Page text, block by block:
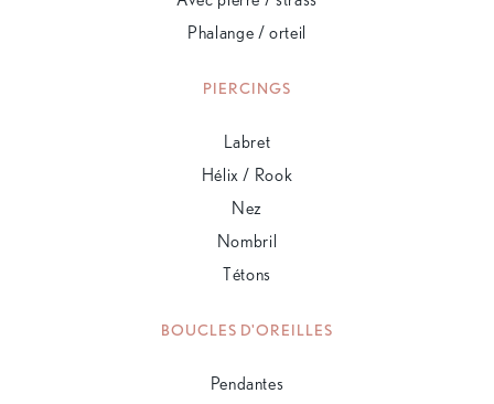
Phalange / orteil
PIERCINGS
Labret
Hélix / Rook
Nez
Nombril
Tétons
BOUCLES D'OREILLES
Pendantes